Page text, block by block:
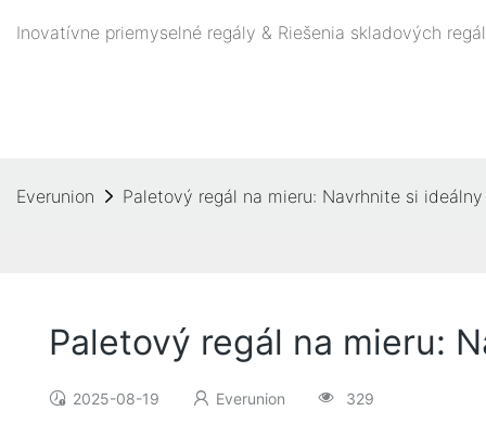
Inovatívne priemyselné regály & Riešenia skladových
Everunion Paletový regál na mieru: Navrhnite si
Paletový regál na mieru:
2025-08-19 Everunion 329